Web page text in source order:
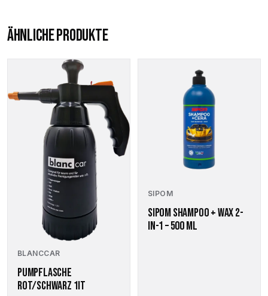
ÄHNLICHE PRODUKTE
BLANCCAR
PUMPFLASCHE
ROT/SCHWARZ 1IT
SIPOM
SIPOM SHAMPOO + WAX 2-
IN-1 – 500 ML